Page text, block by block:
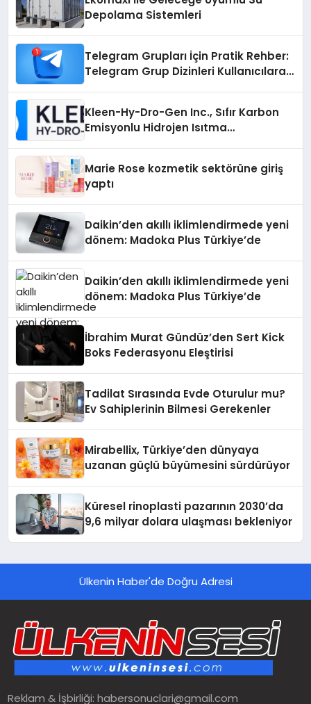
Depolama Sistemleri
Telegram Grupları İçin Pratik Rehber:
Telegram Grup Dizinleri Kullanıcılara
Kleen-Hy-Dro-Gen Inc., Sıfır Karbon
Emisyonlu Hidrojen Isıtma
Marie Rose kozmetik sektörüne giriş
yaptı
Daikin’den akıllı iklimlendirmede yeni
dönem: Madoka Plus Türkiye’de
Daikin’den akıllı iklimlendirmede yeni
dönem: Madoka Plus Türkiye’de
İbrahim Murat Gündüz’den Sert Kick
Boks Federasyonu Eleştirisi
Tadilat Sırasında Evde Oturulur mu?
Ev Sahiplerinin Bilmesi Gerekenler
Mirabellix, Türkiye’den dünyaya
uzanan güçlü büyümesini sürdürüyor
Küresel rinoplasti pazarının 2030’da
9,6 milyar dolara ulaşması bekleniyor
Ülkenin Haber'de Doğru Adresi
Reklam & İşbirliği:habersonuclari@gmail.com